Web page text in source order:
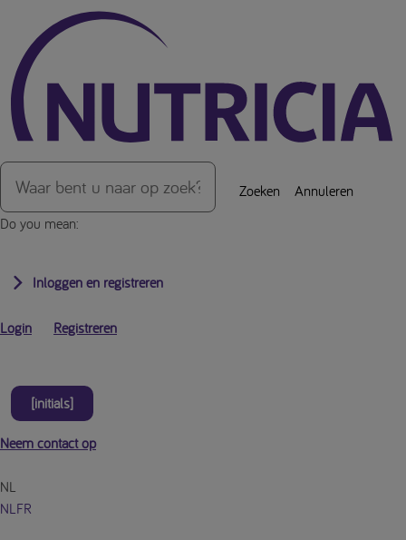
Over de inhoud van de pagina
Zoeken
Annuleren
Do you mean:
Inloggen en registreren
Login Registreren
[initials]
Neem contact op
NL
NL FR